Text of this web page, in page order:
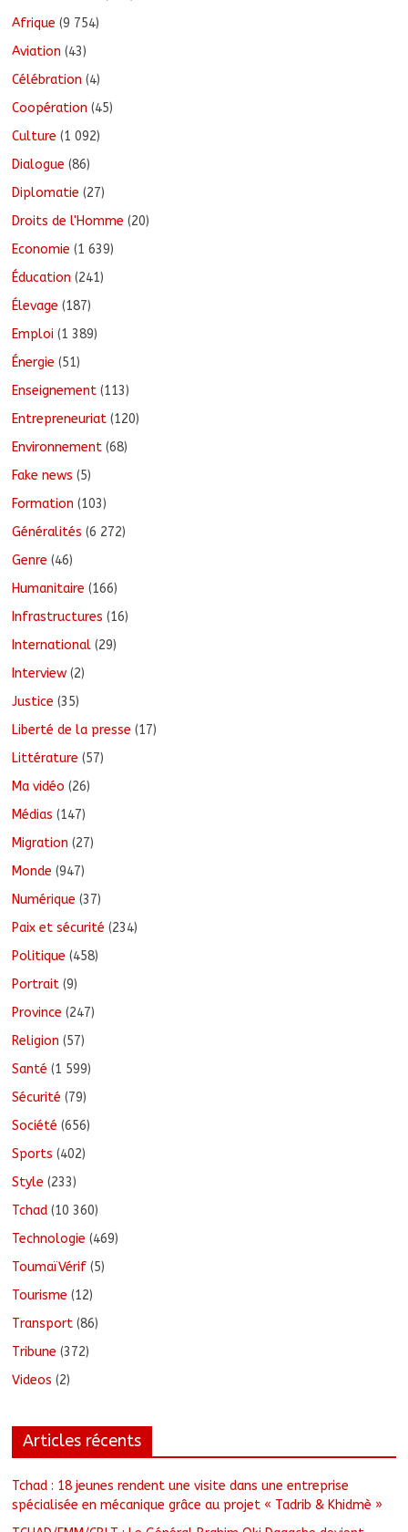
Afrique (9 754)
Aviation (43)
Célébration (4)
Coopération (45)
Culture (1 092)
Dialogue (86)
Diplomatie (27)
Droits de l'Homme (20)
Economie (1 639)
Éducation (241)
Élevage (187)
Emploi (1 389)
Énergie (51)
Enseignement (113)
Entrepreneuriat (120)
Environnement (68)
Fake news (5)
Formation (103)
Généralités (6 272)
Genre (46)
Humanitaire (166)
Infrastructures (16)
International (29)
Interview (2)
Justice (35)
Liberté de la presse (17)
Littérature (57)
Ma vidéo (26)
Médias (147)
Migration (27)
Monde (947)
Numérique (37)
Paix et sécurité (234)
Politique (458)
Portrait (9)
Province (247)
Religion (57)
Santé (1 599)
Sécurité (79)
Société (656)
Sports (402)
Style (233)
Tchad (10 360)
Technologie (469)
ToumaïVérif (5)
Tourisme (12)
Transport (86)
Tribune (372)
Videos (2)
Articles récents
Tchad : 18 jeunes rendent une visite dans une entreprise
spécialisée en mécanique grâce au projet « Tadrib & Khidmè »